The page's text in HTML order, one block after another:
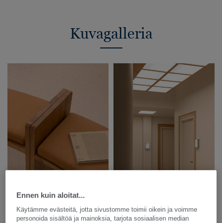
Kuvagalleria
Ennen kuin aloitat...
Käytämme evästeitä, jotta sivustomme toimii oikein ja voimme
personoida sisältöä ja mainoksia, tarjota sosiaalisen median